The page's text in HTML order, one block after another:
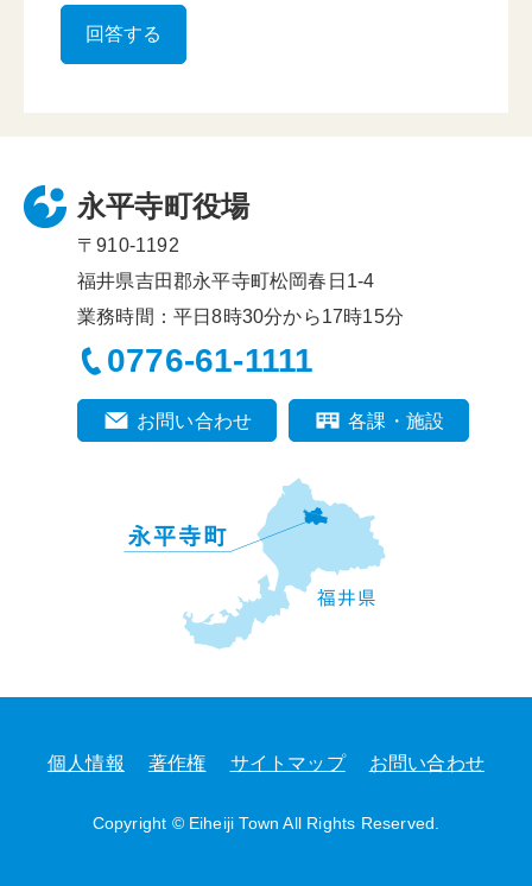
永平寺町役場
〒910-1192
福井県吉田郡永平寺町松岡春日1-4
業務時間：平日8時30分から17時15分
0776-61-1111
お問い合わせ 各課・施設
個人情報 著作権 サイトマップ お問い合わせ
Copyright © Eiheiji Town All Rights Reserved.